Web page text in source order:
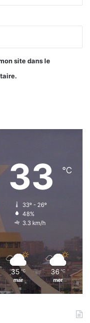
site dans le
33 ℃
33º - 26º
48%
3.3 km/h
35 ℃
mar
36 ℃
mer